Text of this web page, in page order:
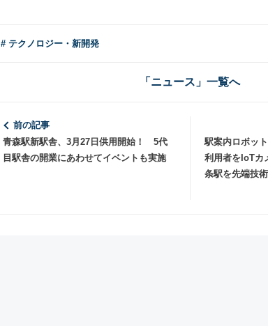
# テクノロジー・新開発
「ニュース」一覧へ
前の記事
青森駅新駅舎、3月27日供用開始！ 5代
目駅舎の開業にあわせてイベントも実施
駅案内ロボッ
利用者をIoT
条駅を先端技